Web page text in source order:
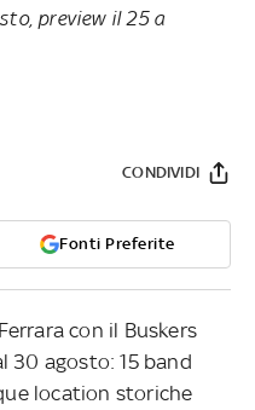
preview il 25 a
Fonti Preferite
CONDIVIDI
con il Buskers
30 agosto: 15 band
location storiche